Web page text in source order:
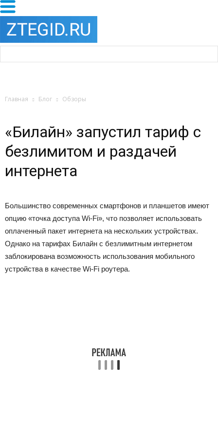
Главная Блог Обзоры
«Билайн» запустил тариф с
безлимитом и раздачей
интернета
Большинство современных смартфонов и планшетов имеют
опцию «точка доступа Wi-Fi», что позволяет использовать
оплаченный пакет интернета на нескольких устройствах.
Однако на тарифах Билайн с безлимитным интернетом
заблокирована возможность использования мобильного
устройства в качестве Wi-Fi роутера.